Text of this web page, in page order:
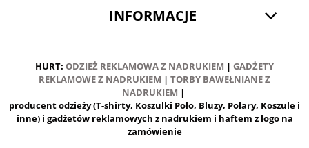
INFORMACJE
HURT: ODZIEŻ REKLAMOWA Z NADRUKIEM | GADŻETY
REKLAMOWE Z NADRUKIEM | TORBY BAWEŁNIANE Z
NADRUKIEM |
producent odzieży (T-shirty, Koszulki Polo, Bluzy, Polary, Koszule i
inne) i gadżetów reklamowych z nadrukiem i haftem z logo na
zamówienie